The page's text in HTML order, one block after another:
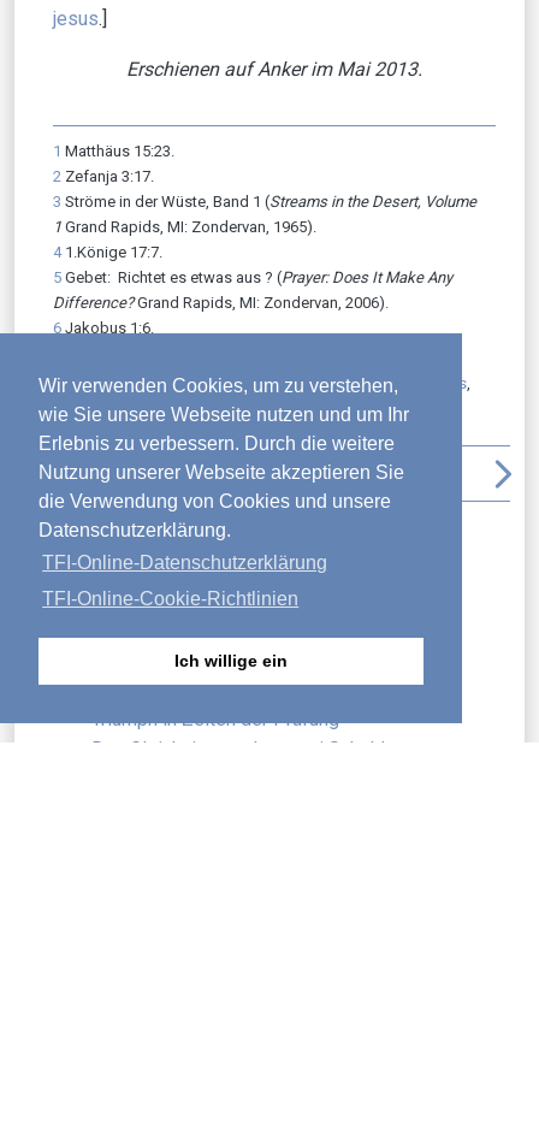
Wir verwenden Cookies, um zu verstehen,
wie Sie unsere Webseite nutzen und um Ihr
Erlebnis zu verbessern. Durch die weitere
Nutzung unserer Webseite akzeptieren Sie
die Verwendung von Cookies und unsere
Datenschutzerklärung.
TFI-Online-Datenschutzerklärung
TFI-Online-Cookie-Richtlinien
Ich willige ein
jesus.]
Erschienen auf Anker im Mai 2013.
1 Matthäus 15:23.
2 Zefanja 3:17.
3 Ströme in der Wüste, Band 1 (Streams in the Desert, Volume
1 Grand Rapids, MI: Zondervan, 1965).
41.Könige 17:7.
5 Gebet: Richtet es etwas aus ? (Prayer: Does It Make Any
Difference?Grand Rapids, MI: Zondervan, 2006).
6 Jakobus 1:6.
Veröffentlicht unter:Geduld,Reflexion,Worte von Jesus,
Zusammenstellung
arrow_back_ios file_download print arrow_upward arrow_forward_ios
Neueste Artikel
Glauben, um zu überwinden
Gleichnisse der Neuzeit
Kleine Dinge und was wirklich zählt
Es ging nie nur um den Brunnen
Triumph in Zeiten der Prüfung
Das Gleichnis von den zwei Schuldnern